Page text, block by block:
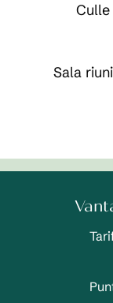
Culle
Sala